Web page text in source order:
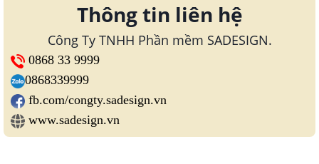
Thông tin liên hệ
Công Ty TNHH Phần mềm SADESIGN.
0868 33 9999
0868339999
fb.com/congty.sadesign.vn
www.sadesign.vn